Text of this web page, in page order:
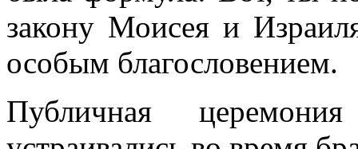
закону Моисея и
особым благословением.
Публичная